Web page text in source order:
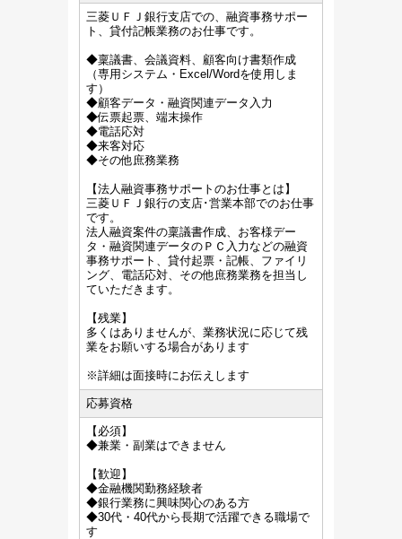
三菱ＵＦＪ銀行支店での、融資事務サポー
ト、貸付記帳業務のお仕事です。
◆稟議書、会議資料、顧客向け書類作成
（専用システム・Excel/Wordを使用しま
す）
◆顧客データ・融資関連データ入力
◆伝票起票、端末操作
◆電話応対
◆来客対応
◆その他庶務業務
【法人融資事務サポートのお仕事とは】
三菱ＵＦＪ銀行の支店･営業本部でのお仕事
です。
法人融資案件の稟議書作成、お客様デー
タ・融資関連データのＰＣ入力などの融資
事務サポート、貸付起票・記帳、ファイリ
ング、電話応対、その他庶務業務を担当し
ていただきます。
【残業】
多くはありませんが、業務状況に応じて残
業をお願いする場合があります
※詳細は面接時にお伝えします
応募資格
【必須】
◆兼業・副業はできません
【歓迎】
◆金融機関勤務経験者
◆銀行業務に興味関心のある方
◆30代・40代から長期で活躍できる職場で
す